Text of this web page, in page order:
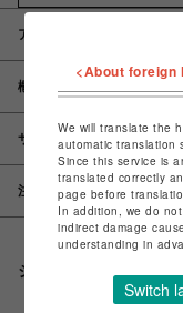
アイテム説明 / 素材
概要
サイズ
注意事項
シェアする
<About foreign
We will translate the
automatic translation
Since this service is
translated correctly
page before
In addition, we do
indirect damage
understanding in
Switch